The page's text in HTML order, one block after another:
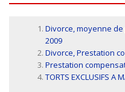
Divorce, moyenne
2009
Divorce, Prestation
Prestation
TORTS EXCLUSIFS A